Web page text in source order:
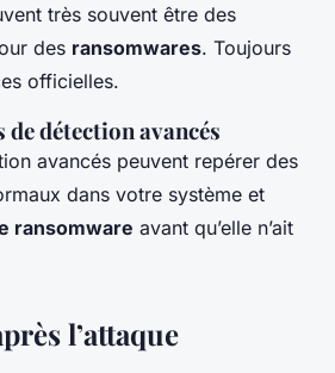
très souvent être des
des ransomwares. Toujours
officielles.
détection avancés
avancés peuvent repérer des
dans votre système et
ransomware avant qu’elle n’ait
l’attaque